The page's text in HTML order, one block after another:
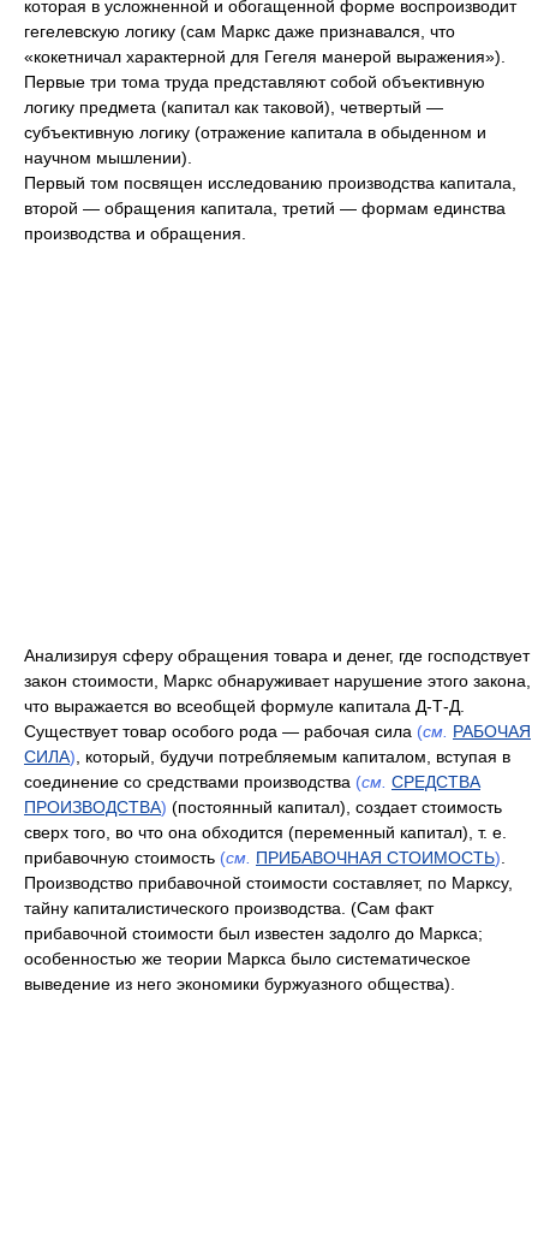
которая в усложненной и обогащенной форме воспроизводит
гегелевскую логику (сам Маркс даже признавался, что
«кокетничал характерной для Гегеля манерой выражения»).
Первые три тома труда представляют собой объективную
логику предмета (капитал как таковой), четвертый —
субъективную логику (отражение капитала в обыденном и
научном мышлении).
Первый том посвящен исследованию производства капитала,
второй — обращения капитала, третий — формам единства
производства и обращения.
Анализируя сферу обращения товара и денег, где господствует
закон стоимости, Маркс обнаруживает нарушение этого закона,
что выражается во всеобщей формуле капитала Д-Т-Д.
Существует товар особого рода — рабочая сила (см. РАБОЧАЯ
СИЛА) , который, будучи потребляемым капиталом, вступая в
соединение со средствами производства (см. СРЕДСТВА
ПРОИЗВОДСТВА) (постоянный капитал), создает стоимость
сверх того, во что она обходится (переменный капитал), т. е.
прибавочную стоимость (см. ПРИБАВОЧНАЯ СТОИМОСТЬ)
Производство прибавочной стоимости составляет, по Марксу,
тайну капиталистического производства. (Сам факт
прибавочной стоимости был известен задолго до Маркса;
особенностью же теории Маркса было систематическое
выведение из него экономики буржуазного общества).